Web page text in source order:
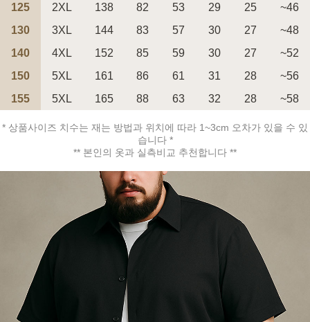
125 2XL 138 82 53 29 25
~46
130
3XL 144 83 57 30 27
~48
140
4XL 152 85 59 30 27
~52
150
5XL 161 86 61 31 28
~56
155
5XL 165 88 63 32 28 ~58
* 상품사이즈 치수는 재는 방법과 위치에 따라 1~3cm 오차가 있을 수 있
습니다 *
** 본인의 옷과 실측비교 추천합니다 **